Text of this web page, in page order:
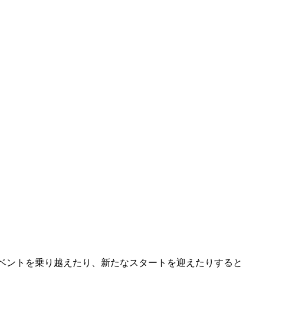
トを乗り越えたり、新たなスタートを迎えたりすると